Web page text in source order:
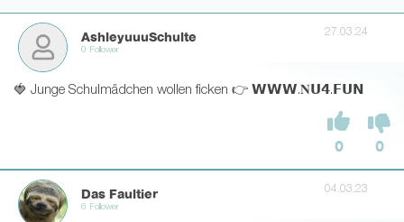
AshleyuuuSchulte
0 Follower
27.03.24
🍓 Junge Schulmädchen wollen ficken 👉 𝗪𝗪𝗪.𝐍𝗨𝟰.𝗙𝗨𝗡
0 0
Das Faultier
6 Follower
04.03.23